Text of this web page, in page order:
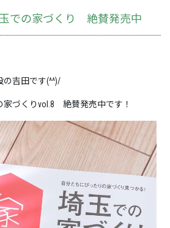
での家づくり 絶賛発売中
吉田です(^^)/
づくりvol.8 絶賛発売中です！